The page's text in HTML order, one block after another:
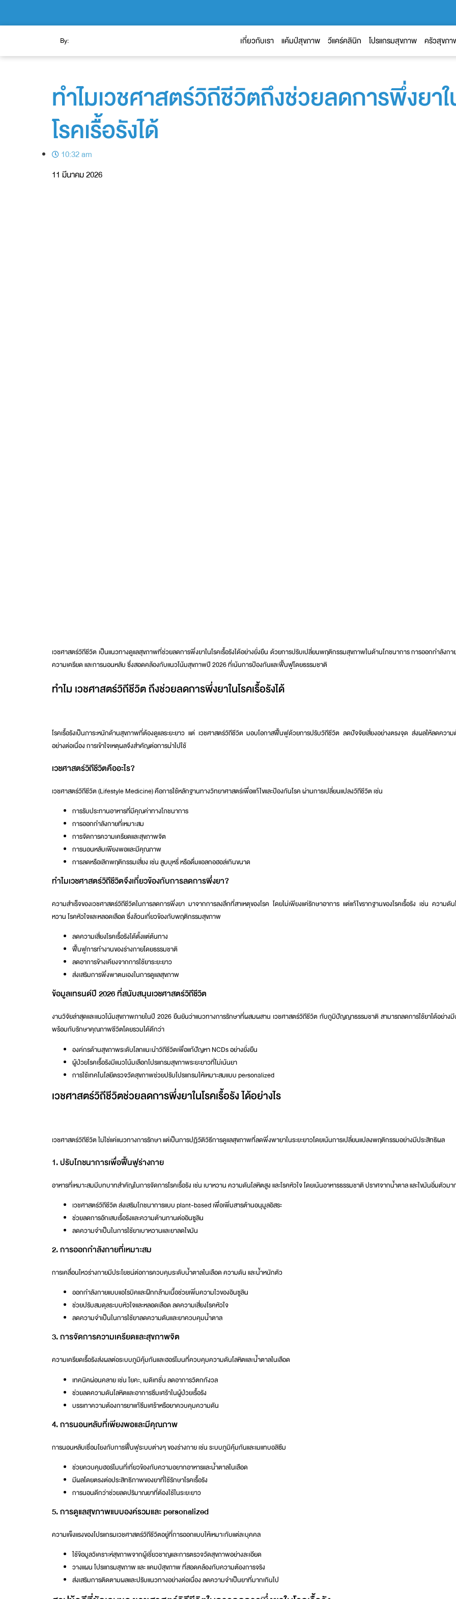
By: เกี่ยวกับเรา แค้มป์สุขภาพ วีแคร์คลินิก โปรแกรมสุขภาพ ครัวสุขภ
ทำไมเวชศาสตร์วิถีชีวิตถึงช่วยลดการพึ่งยา
โรคเรื้อรังได้
10:32 am
11 มีนาคม 2026
เวชศาสตร์วิถีชีวิต เป็นแนวทางดูแลสุขภาพที่ช่วยลดการพึ่งยาในโรคเรื้อรังได้อย่างยั่งยืน ด้วยการปรับเปลี่ยนพฤติกรรมสุขภาพในด้านโภชนาการ การออกกำลังก
ความเครียด และการนอนหลับ ซึ่งสอดคล้องกับแนวโน้มสุขภาพปี 2026 ที่เน้นการป้องกันและฟื้นฟูโดยธรรมชาติ
ทำไม เวชศาสตร์วิถีชีวิตถึงช่วยลดการพึ่งยาในโรคเรื้อรังได้
โรคเรื้อรังเป็นภาระหนักด้านสุขภาพที่ต้องดูแลระยะยาว แต่ เวชศาสตร์วิถีชีวิต มอบโอกาสฟื้นฟูด้วยการปรับวิถีชีวิต ลดปัจจัยเสี่ยงอย่างตรงจุด ส่งผลให้ลดความ
อย่างต่อเนื่อง การเข้าใจเหตุผลจึงสำคัญต่อการนำไปใช้
เวชศาสตร์วิถีชีวิตคืออะไร?
เวชศาสตร์วิถีชีวิต (Lifestyle Medicine) คือการใช้หลักฐานทางวิทยาศาสตร์เพื่อแก้ไขและป้องกันโรค ผ่านการเปลี่ยนแปลงวิถีชีวิต เช่น
การรับประทานอาหารที่มีคุณค่าทางโภชนาการ
การออกกำลังกายที่เหมาะสม
การจัดการความเครียดและสุขภาพจิต
การนอนหลับเพียงพอและมีคุณภาพ
การลดหรือเลิกพฤติกรรมเสี่ยง เช่น สูบบุหรี่ หรือดื่มแอลกอฮอล์เกินขนาด
ทำไมเวชศาสตร์วิถีชีวิตจึงเกี่ยวข้องกับการลดการพึ่งยา?
ความสำเร็จของเวชศาสตร์วิถีชีวิตในการลดการพึ่งยา มาจากการลงลึกที่สาเหตุของโรค โดยไม่เพียงแค่รักษาอาการ แต่แก้ไขรากฐานของโรคเรื้อรัง เช่น ความดั
หวาน โรคหัวใจและหลอดเลือด ซึ่งล้วนเกี่ยวข้องกับพฤติกรรมสุขภาพ
ลดความเสี่ยงโรคเรื้อรังได้ตั้งแต่ต้นทาง
ฟื้นฟูการทำงานของร่างกายโดยธรรมชาติ
ลดอาการข้างเคียงจากการใช้ยาระยะยาว
ส่งเสริมการพึ่งพาตนเองในการดูแลสุขภาพ
ข้อมูลเทรนด์ปี 2026 ที่สนับสนุนเวชศาสตร์วิถีชีวิต
งานวิจัยล่าสุดและแนวโน้มสุขภาพภายในปี 2026 ยืนยันว่าแนวทางการรักษาที่ผสมผสาน เวชศาสตร์วิถีชีวิต กับภูมิปัญญาธรรมชาติ สามารถลดการใช้ยาได้อย่าง
พร้อมกับรักษาคุณภาพชีวิตโดยรวมได้ดีกว่า
องค์กรด้านสุขภาพระดับโลกแนะนำวิถีชีวิตเพื่อแก้ปัญหา NCDs อย่างยั่งยืน
ผู้ป่วยโรคเรื้อรังมีแนวโน้มเลือกโปรแกรมสุขภาพระยะยาวที่ไม่เน้นยา
การใช้เทคโนโลยีตรวจวัดสุขภาพช่วยปรับโปรแกรมให้เหมาะสมแบบ personalized
เวชศาสตร์วิถีชีวิตช่วยลดการพึ่งยาในโรคเรื้อรังได้อย่างไร
เวชศาสตร์วิถีชีวิตไม่ใช่แค่แนวทางการรักษา แต่เป็นการปฏิวัติวิธีการดูแลสุขภาพที่ลดพึ่งพายาในระยะยาวโดยเน้นการเปลี่ยนแปลงพฤติกรรมอย่างมีประสิทธิผล
1. ปรับโภชนาการเพื่อฟื้นฟูร่างกาย
อาหารที่เหมาะสมมีบทบาทสำคัญในการจัดการโรคเรื้อรัง เช่น เบาหวาน ความดันโลหิตสูง และโรคหัวใจ โดยเน้นอาหารธรรมชาติ ปราศจากน้ำตาล และไขมันอิ่มตัวมา
เวชศาสตร์วิถีชีวิตส่งเสริมโภชนาการแบบ plant-based เพื่อเพิ่มสารต้านอนุมูลอิสระ
ช่วยลดการอักเสบเรื้อรังและความต้านทานต่ออินซูลิน
ลดความจำเป็นในการใช้ยาเบาหวานและยาลดไขมัน
2. การออกกำลังกายที่เหมาะสม
การเคลื่อนไหวร่างกายมีประโยชน์ต่อการควบคุมระดับน้ำตาลในเลือด ความดัน และน้ำหนักตัว
ออกกำลังกายแบบแอโรบิคและฝึกกล้ามเนื้อช่วยเพิ่มความไวของอินซูลิน
ช่วยปรับสมดุลระบบหัวใจและหลอดเลือด ลดความเสี่ยงโรคหัวใจ
ลดความจำเป็นในการใช้ยาลดความดันและยาควบคุมน้ำตาล
3. การจัดการความเครียดและสุขภาพจิต
ความเครียดเรื้อรังส่งผลต่อระบบภูมิคุ้มกันและฮอร์โมนที่ควบคุมความดันโลหิตและน้ำตาลในเลือด
เทคนิคผ่อนคลาย เช่น โยคะ, เมดิเทชั่น ลดอาการวิตกกังวล
ช่วยลดความดันโลหิตและอาการซึมเศร้าในผู้ป่วยเรื้อรัง
บรรเทาความต้องการยาแก้ซึมเศร้าหรือยาควบคุมความดัน
4. การนอนหลับที่เพียงพอและมีคุณภาพ
การนอนหลับเชื่อมโยงกับการฟื้นฟูระบบต่างๆ ของร่างกาย เช่น ระบบภูมิคุ้มกันและเมแทบอลิซึม
ช่วยควบคุมฮอร์โมนที่เกี่ยวข้องกับความอยากอาหารและน้ำตาลในเลือด
มีผลโดยตรงต่อประสิทธิภาพของยาที่ใช้รักษาโรคเรื้อรัง
การนอนดีกว่าช่วยลดปริมาณยาที่ต้องใช้ในระยะยาว
5. การดูแลสุขภาพแบบองค์รวมและ personalized
ความแข็งแรงของโปรแกรมเวชศาสตร์วิถีชีวิตอยู่ที่การออกแบบให้เหมาะกับแต่ละบุคคล
ใช้ข้อมูลวิเคราะห์สุขภาพจากผู้เชี่ยวชาญและการตรวจวัดสุขภาพอย่างละเอียด
วางแผนโปรแกรมสุขภาพและแคมป์สุขภาพที่สอดคล้องกับความต้องการจริง
ส่งเสริมการติดตามผลและปรับแนวทางอย่างต่อเนื่อง ลดความจำเป็นยาที่มากเกินไป